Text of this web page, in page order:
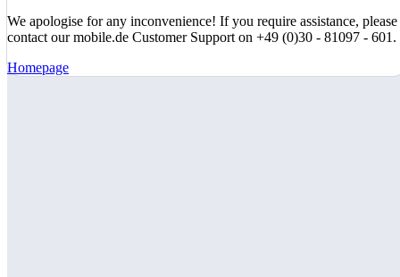
We apologise for any inconvenience! If you require assistance, please
contact our mobile.de Customer Support on +49 (0)30 - 81097 - 601.
Homepage